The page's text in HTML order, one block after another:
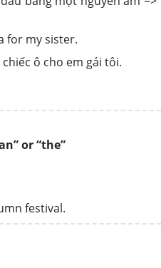
for my sister.
ô cho em gái tôi.
or “the”
festival.